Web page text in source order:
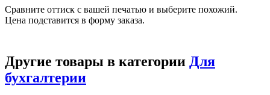
Сравните оттиск с вашей печатью и выберите похожий.
Цена подставится в форму заказа.
Другие товары в категории Для
бухгалтерии